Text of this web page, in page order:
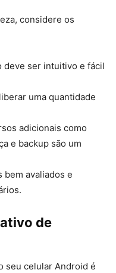
considere os
deve ser intuitivo e fácil
uma quantidade
adicionais como
e backup são um
bem avaliados e
de
seu celular Android é